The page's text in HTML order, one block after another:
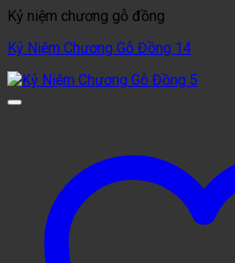
Kỷ niệm chương gỗ đồng
Kỷ Niệm Chương Gỗ Đồng 14